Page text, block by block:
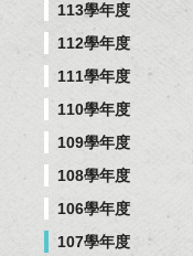
113學年度
112學年度
111學年度
110學年度
109學年度
108學年度
106學年度
107學年度